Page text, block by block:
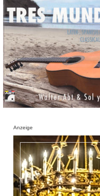
Anzeige